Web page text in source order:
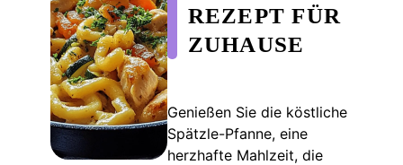
REZEPT FÜR
ZUHAUSE
Genießen Sie die köstliche
Spätzle-Pfanne, eine
herzhafte Mahlzeit, die